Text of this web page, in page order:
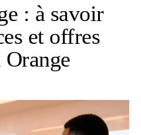
: à savoir
et offres